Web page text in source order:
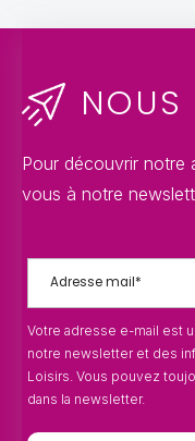
NOUS
Pour découvrir notre
vous à notre
Votre adresse e-mail est
notre newsletter et des
Loisirs. Vous pouvez
dans la newsletter.